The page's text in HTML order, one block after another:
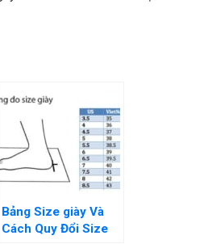
Bảng Size giày Và
Cách Quy Đổi Size